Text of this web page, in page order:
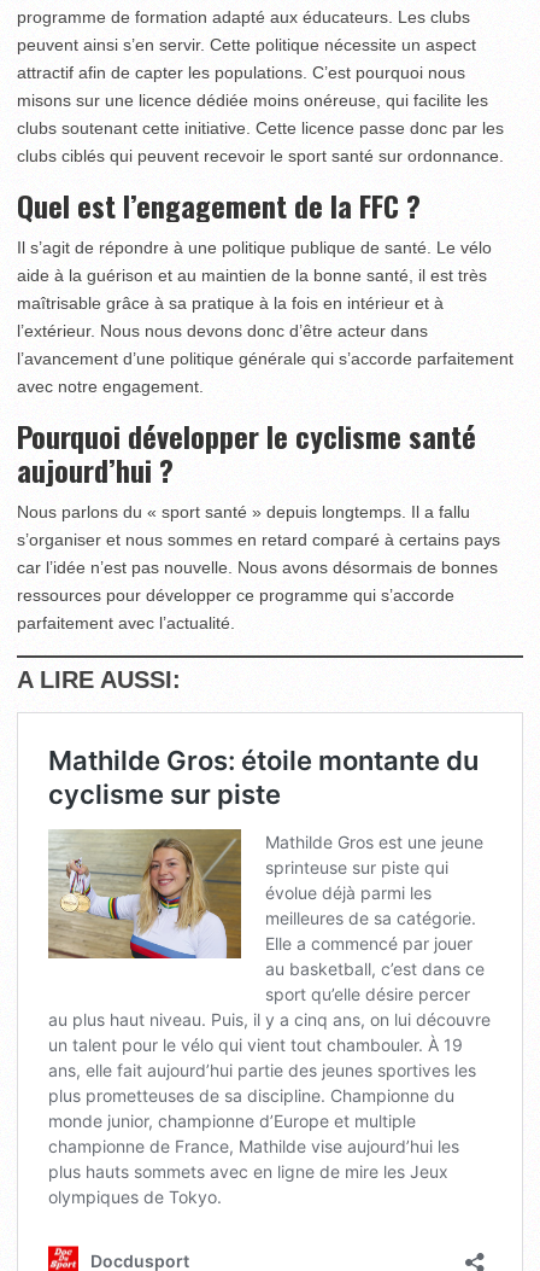
programme de formation adapté aux éducateurs. Les clubs
peuvent ainsi s’en servir. Cette politique nécessite un aspect
attractif afin de capter les populations. C’est pourquoi nous
misons sur une licence dédiée moins onéreuse, qui facilite les
clubs soutenant cette initiative. Cette licence passe donc par les
clubs ciblés qui peuvent recevoir le sport santé sur ordonnance.
Quel est l’engagement de la FFC ?
Il s’agit de répondre à une politique publique de santé. Le vélo
aide à la guérison et au maintien de la bonne santé, il est très
maîtrisable grâce à sa pratique à la fois en intérieur et à
l’extérieur. Nous nous devons donc d’être acteur dans
l’avancement d’une politique générale qui s’accorde parfaitement
avec notre engagement.
Pourquoi développer le cyclisme santé
aujourd’hui ?
Nous parlons du « sport santé » depuis longtemps. Il a fallu
s’organiser et nous sommes en retard comparé à certains pays
car l’idée n’est pas nouvelle. Nous avons désormais de bonnes
ressources pour développer ce programme qui s’accorde
parfaitement avec l’actualité.
A LIRE AUSSI: